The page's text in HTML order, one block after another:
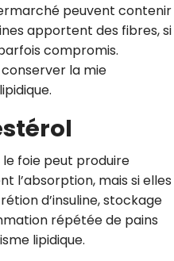
peuvent contenir
apportent des fibres, si
compromis.
la mie
le foie peut produire
l’absorption, mais si elles
d’insuline, stockage
répétée de pains
lipidique.